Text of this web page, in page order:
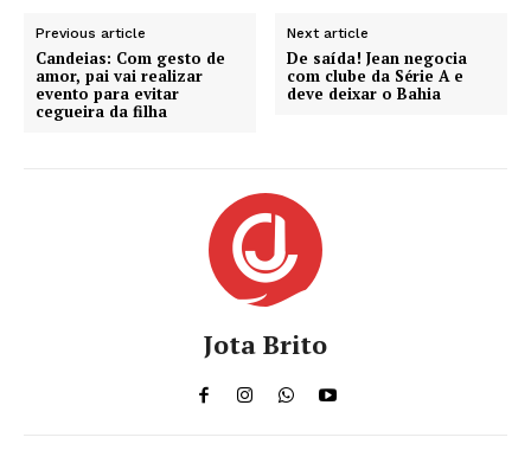
Previous article
Candeias: Com gesto de
amor, pai vai realizar
evento para evitar
cegueira da filha
Next article
De saída! Jean negocia
com clube da Série A e
deve deixar o Bahia
Jota Brito